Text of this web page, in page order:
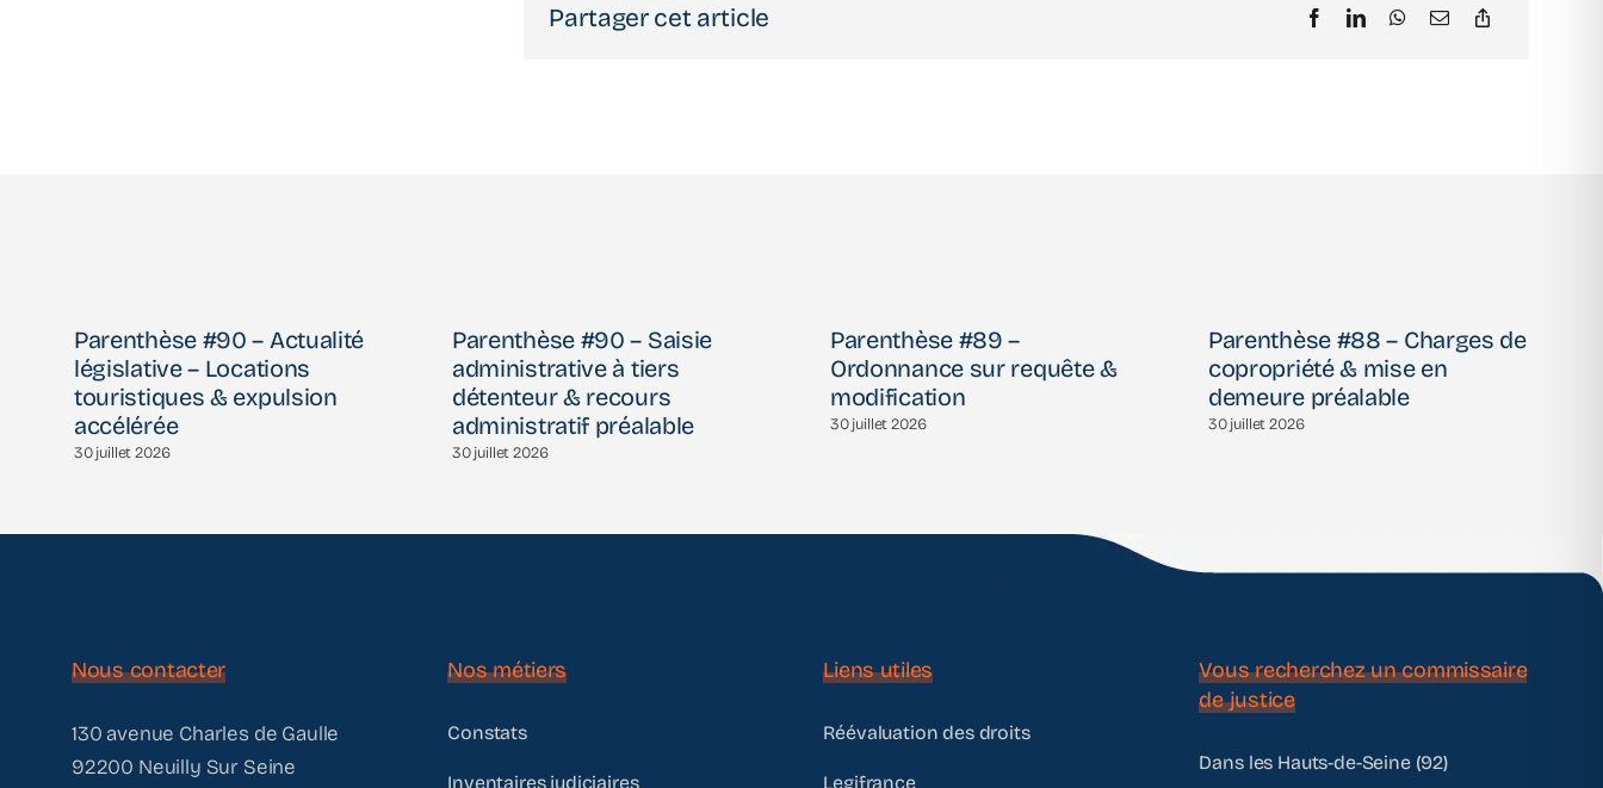
Partager cet article
Parenthèse #90 – Actualité
législative – Locations
touristiques & expulsion
accélérée
30 juillet 2026
Parenthèse #90 – Saisie
administrative à tiers
détenteur & recours
administratif préalable
30 juillet 2026
Parenthèse #89 –
Ordonnance sur requête &
modification
30 juillet 2026
Parenthèse #88 – Charges de
copropriété & mise en
demeure préalable
30 juillet 2026
Nous contacter
130 avenue Charles de Gaulle
92200 Neuilly Sur Seine
Nos métiers
Constats
Inventaires judiciaires
Liens utiles
Réévaluation des droits
Legifrance
Vous recherchez un commissaire
de justice
Dans les Hauts-de-Seine (92)